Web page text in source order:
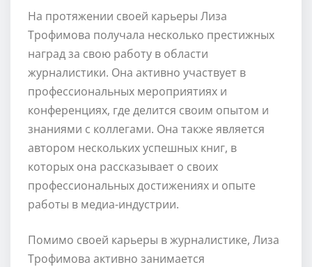
На протяжении своей карьеры Лиза
Трофимова получала несколько престижных
наград за свою работу в области
журналистики. Она активно участвует в
профессиональных мероприятиях и
конференциях, где делится своим опытом и
знаниями с коллегами. Она также является
автором нескольких успешных книг, в
которых она рассказывает о своих
профессиональных достижениях и опыте
работы в медиа-индустрии.
Помимо своей карьеры в журналистике, Лиза
Трофимова активно занимается